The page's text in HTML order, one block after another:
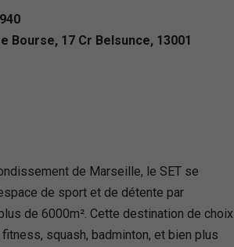
Bourse, 17 Cr Belsunce, 13001
de Marseille, le SET se
de sport et de détente par
de 6000m². Cette destination de choix
squash, badminton, et bien plus